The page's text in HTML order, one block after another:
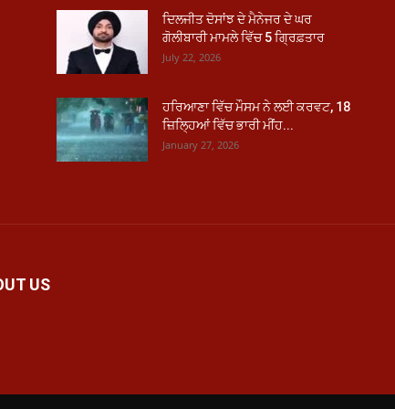
ਦਿਲਜੀਤ ਦੋਸਾਂਝ ਦੇ ਮੈਨੇਜਰ ਦੇ ਘਰ
ਗੋਲੀਬਾਰੀ ਮਾਮਲੇ ਵਿੱਚ 5 ਗ੍ਰਿਫ਼ਤਾਰ
July 22, 2026
ਹਰਿਆਣਾ ਵਿੱਚ ਮੌਸਮ ਨੇ ਲਈ ਕਰਵਟ, 18
ਜ਼ਿਲ੍ਹਿਆਂ ਵਿੱਚ ਭਾਰੀ ਮੀਂਹ...
January 27, 2026
US